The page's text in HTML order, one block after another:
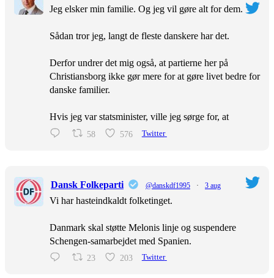
Jeg elsker min familie. Og jeg vil gøre alt for dem.
Sådan tror jeg, langt de fleste danskere har det.
Derfor undrer det mig også, at partierne her på
Christiansborg ikke gør mere for at gøre livet bedre for
danske familier.
Hvis jeg var statsminister, ville jeg sørge for, at
58 576 Twitter
Dansk Folkeparti @danskdf1995 · 3 aug
Vi har hasteindkaldt folketinget.
Danmark skal støtte Melonis linje og suspendere
Schengen-samarbejdet med Spanien.
23 203 Twitter